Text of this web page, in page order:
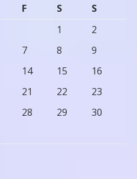
F S
S
1
2
7 8
9
14 15
16
21 22
23
28 29
30